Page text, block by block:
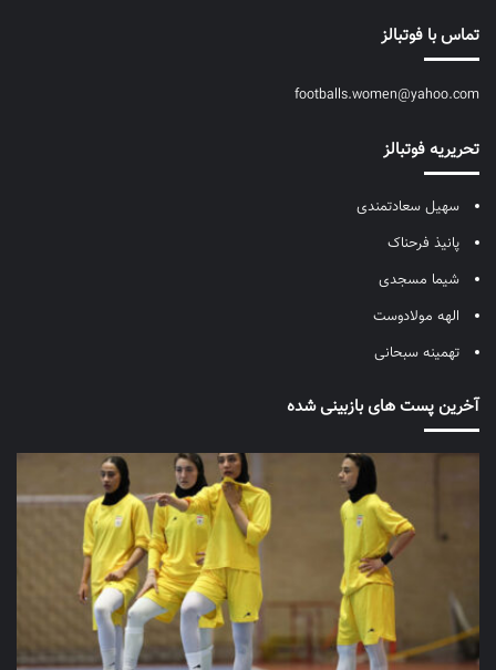
تماس با فوتبالز
footballs.women@yahoo.com
تحریریه فوتبالز
سهیل سعادتمندی
پانیذ فرحناک
شیما مسجدی
الهه مولادوست
تهمینه سبحانی
آخرین پست های بازبینی شده